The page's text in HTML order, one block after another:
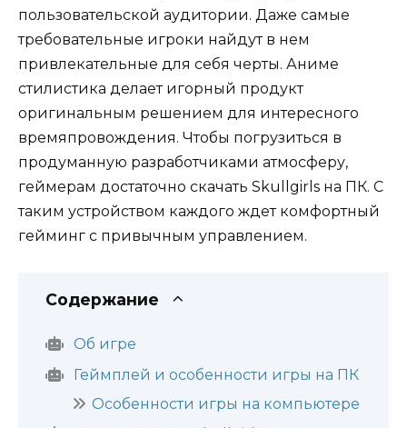
пользовательской аудитории. Даже самые
требовательные игроки найдут в нем
привлекательные для себя черты. Аниме
стилистика делает игорный продукт
оригинальным решением для интересного
времяпровождения. Чтобы погрузиться в
продуманную разработчиками атмосферу,
геймерам достаточно скачать Skullgirls на ПК. С
таким устройством каждого ждет комфортный
гейминг с привычным управлением.
Содержание
Об игре
Геймплей и особенности игры на ПК
Особенности игры на компьютере